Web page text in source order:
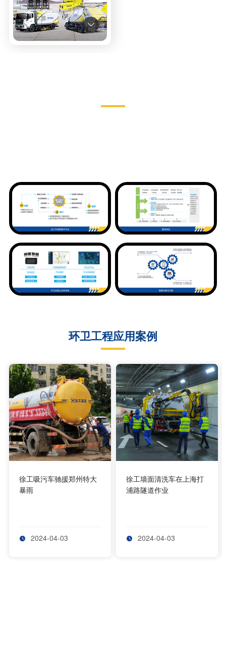

环卫工程应用案例
徐工吸污车驰援郑州特大
暴雨
 2024-04-03
徐工墙面清洗车在上海打
浦路隧道作业
 2024-04-03